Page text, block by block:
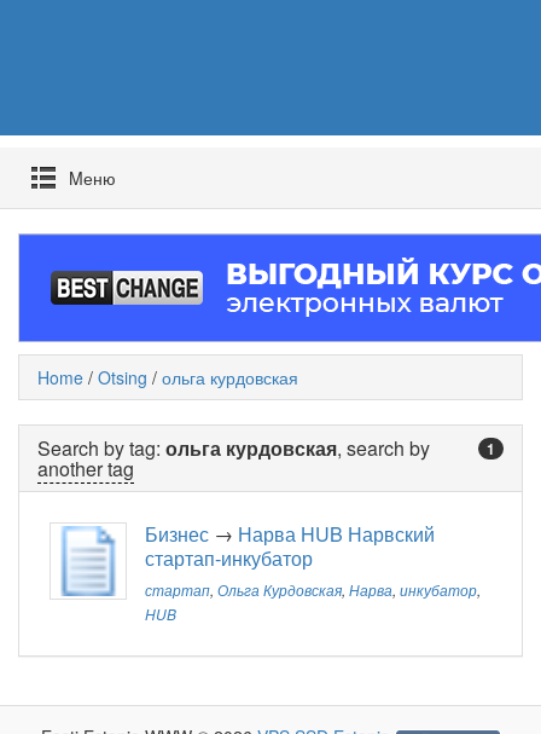
Mеню
Home / Otsing / ольга курдовская
1
Search by tag: ольга курдовская, search by
another tag
Бизнес → Нарва HUB Нарвский
стартап-инкубатор
стартап, Ольга Курдовская, Нарва, инкубатор,
HUB